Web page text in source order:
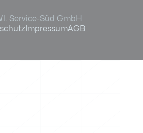
ImpressumAGB
Service-Süd GmbH